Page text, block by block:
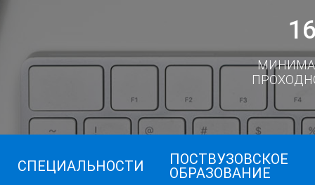
СПЕЦИАЛЬНОСТИ
ПОСТВУЗОВСКОЕ
ОБРАЗОВАНИЕ